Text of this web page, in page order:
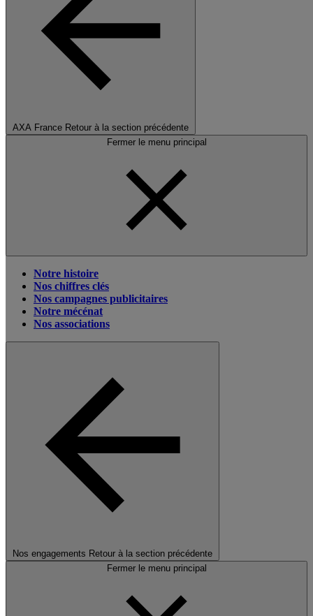
AXA France Retour à la section précédente
Fermer le menu principal
Notre histoire
Nos chiffres clés
Nos campagnes publicitaires
Notre mécénat
Nos associations
Nos engagements Retour à la section précédente
Fermer le menu principal